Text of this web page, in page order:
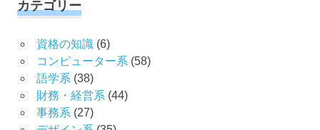
カテゴリー
資格の知識(6)
コンピューター系 (58)
語学系 (38)
財務・経営系 (44)
事務系 (27)